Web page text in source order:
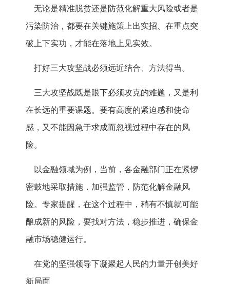
无论是精准脱贫还是防范化解重大风险或者是
污染防治，都要在关键施策上出实招、在重点突
破上下实功，才能在落地上见实效。
打好三大攻坚战必须远近结合、方法得当。
三大攻坚战既是眼下必须攻克的难题，又是利
在长远的重要课题。要有高度的紧迫感和使命
感，又不能因急于求成而忽视过程中存在的风
险。
以金融领域为例，当前，各金融部门正在紧锣
密鼓地采取措施，加强监管，防范化解金融风
险。专家提醒，在这个过程中，稍有不慎就可能
酿成新的风险，要找对方法，稳步推进，确保金
融市场稳健运行。
在党的坚强领导下凝聚起人民的力量开创美好
新局面